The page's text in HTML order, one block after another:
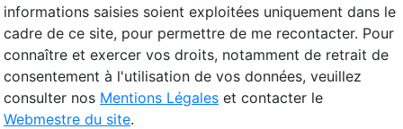
informations saisies soient exploitées uniquement dans le
cadre de ce site, pour permettre de me recontacter. Pour
connaître et exercer vos droits, notamment de retrait de
consentement à l'utilisation de vos données, veuillez
consulter nos Mentions Légales et contacter le
Webmestre du site.